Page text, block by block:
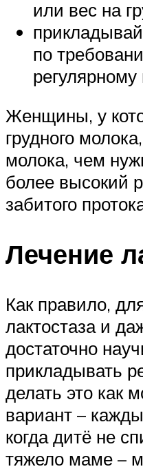
или вес на
по
регулярному
Женщины, у
грудного
молока, чем
более высокий
забитого
Лечение
Как правило,
лактостаза и
достаточно
прикладывать
делать это как
вариант –
когда дитё не
тяжело маме –